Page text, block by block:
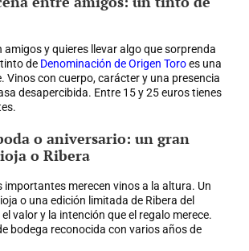
amigos y quieres llevar algo que sorprenda
de Denominación de Origen Toroes una
Vinos con cuerpo, carácter y una presencia
desapercibida. Entre 15 y 25 euros tienes
o aniversario: un gran
o Ribera
importantes merecen vinos a la altura. Un
o una edición limitada de Ribera del
valor y la intención que el regalo merece.
bodega reconocida con varios años de